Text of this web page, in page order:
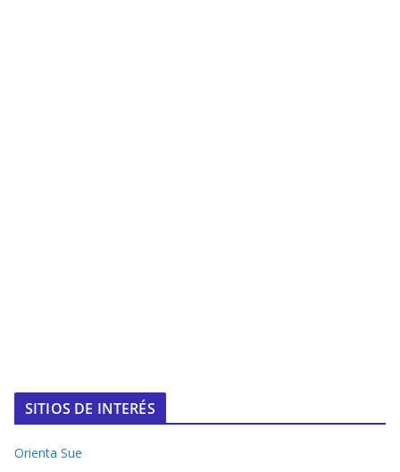
SITIOS DE INTERÉS
Orienta Sue